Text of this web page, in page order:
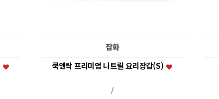
잡화
쿡앤락 프리미엄 니트릴 요리장갑(S)
/